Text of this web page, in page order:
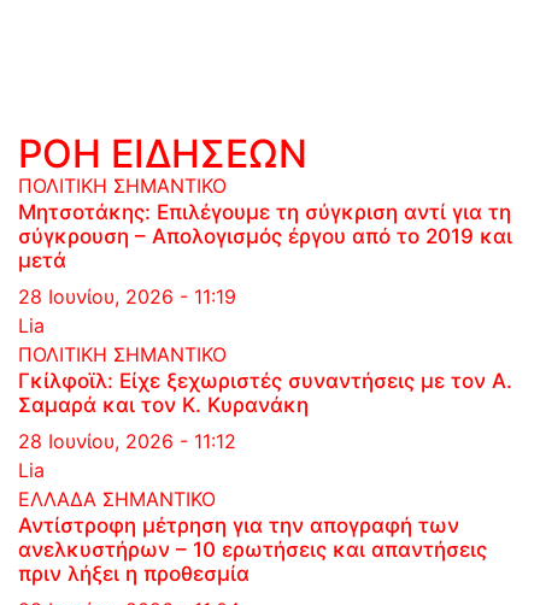
ΡΟΗ ΕΙΔΗΣΕΩΝ
ΠΟΛΙΤΙΚΗ ΣΗΜΑΝΤΙΚΟ
Μητσοτάκης: Επιλέγουμε τη σύγκριση αντί για τη
σύγκρουση – Απολογισμός έργου από το 2019 και
μετά
28 Ιουνίου, 2026 - 11:19
Lia
ΠΟΛΙΤΙΚΗ ΣΗΜΑΝΤΙΚΟ
Γκίλφοϊλ: Είχε ξεχωριστές συναντήσεις με τον Α.
Σαμαρά και τον Κ. Κυρανάκη
28 Ιουνίου, 2026 - 11:12
Lia
ΕΛΛΑΔΑ ΣΗΜΑΝΤΙΚΟ
Αντίστροφη μέτρηση για την απογραφή των
ανελκυστήρων – 10 ερωτήσεις και απαντήσεις
πριν λήξει η προθεσμία